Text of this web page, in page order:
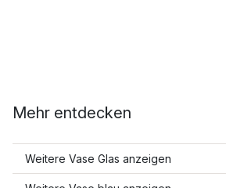
Mehr entdecken
Weitere Vase Glas anzeigen